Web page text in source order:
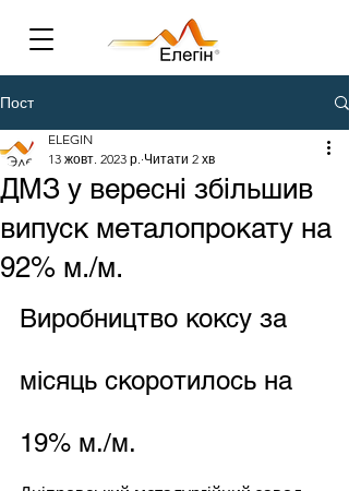
Пост
ДМЗ у вересні збільшив
випуск металопрокату на
92% м./м.
ELEGIN
13 жовт. 2023 р. Читати 2 хв
Виробництво коксу за
місяць скоротилось на
19% м./м.